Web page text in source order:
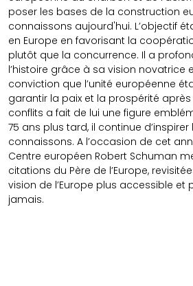
poser les bases de la construction
connaissons aujourd'hui. L’objectif
en Europe en favorisant la
plutôt que la concurrence. Il a
l’histoire grâce à sa vision novatrice
conviction que l’unité européenne
garantir la paix et la prospérité
conflits a fait de lui une figure
75 ans plus tard, il continue d’inspirer
connaissons. A l’occasion de cet
Centre européen Robert Schuman
citations du Père de l’Europe,
vision de l’Europe plus accessible et
jamais.